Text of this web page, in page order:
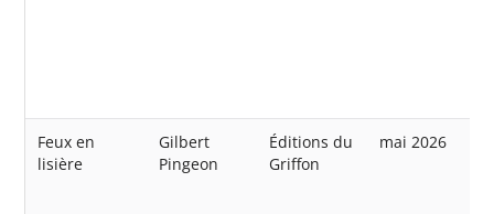
Feux en
lisière
Gilbert
Pingeon
Éditions du
Griffon
mai 2026